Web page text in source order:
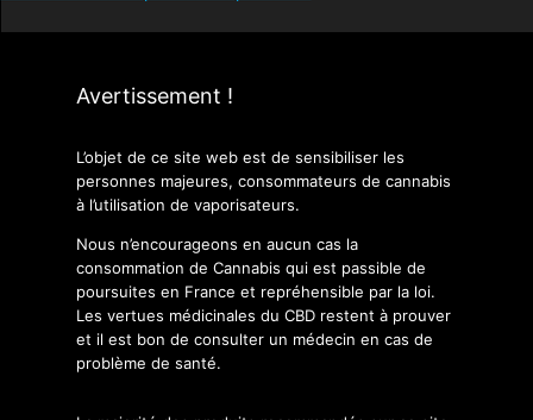
Avertissement !
L’objet de ce site web est de sensibiliser les
personnes majeures, consommateurs de cannabis
à l’utilisation de vaporisateurs.
Nous n’encourageons en aucun cas la
consommation de Cannabis qui est passible de
poursuites en France et repréhensible par la loi.
Les vertues médicinales du CBD restent à prouver
et il est bon de consulter un médecin en cas de
problème de santé.